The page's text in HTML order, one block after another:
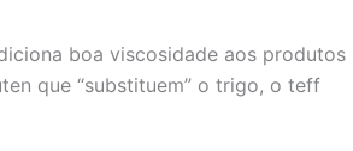
boa viscosidade aos produtos
que “substituem” o trigo, o teff